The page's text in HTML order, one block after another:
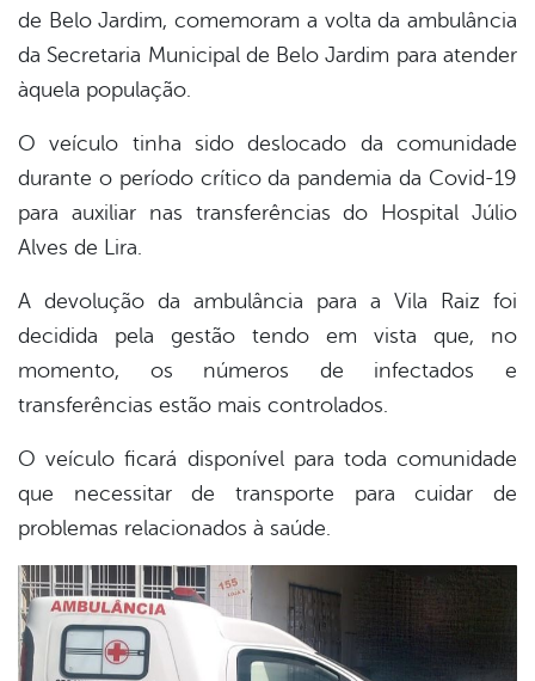
de Belo Jardim, comemoram a volta da ambulância
da Secretaria Municipal de Belo Jardim para atender
àquela população.
O veículo tinha sido deslocado da comunidade
durante o período crítico da pandemia da Covid-19
para auxiliar nas transferências do Hospital Júlio
Alves de Lira.
A devolução da ambulância para a Vila Raiz foi
decidida pela gestão tendo em vista que, no
momento, os números de infectados e
transferências estão mais controlados.
O veículo ficará disponível para toda comunidade
que necessitar de transporte para cuidar de
problemas relacionados à saúde.